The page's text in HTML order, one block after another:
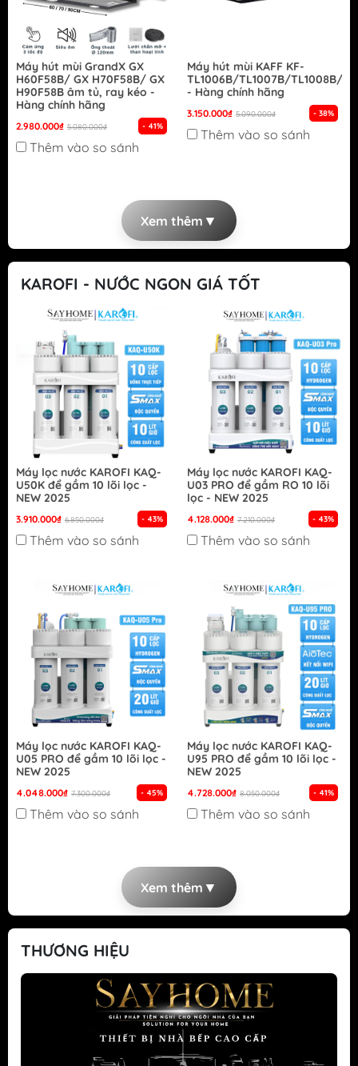
Máy hút mùi GrandX GX
H60F58B/ GX H70F58B/ GX
H90F58B âm tủ, ray kéo -
Hàng chính hãng
2.980.000₫ 5.080.000₫ - 41%
Thêm vào so sánh
Máy hút mùi KAFF KF-
TL1006B/TL1007B/TL1008B/
- Hàng chính hãng
3.150.000₫ 5.090.000₫ - 38%
Thêm vào so sánh
Xem thêm ▼
KAROFI - NƯỚC NGON GIÁ TỐT
Máy lọc nước KAROFI KAQ-
U50K để gầm 10 lõi lọc -
NEW 2025
3.910.000₫ 6.850.000₫ - 43%
Thêm vào so sánh
Máy lọc nước KAROFI KAQ-
U03 PRO để gầm RO 10 lõi
lọc - NEW 2025
4.128.000₫ 7.210.000₫ - 43%
Thêm vào so sánh
Máy lọc nước KAROFI KAQ-
U05 PRO để gầm 10 lõi lọc -
NEW 2025
4.048.000₫ 7.300.000₫ - 45%
Thêm vào so sánh
Máy lọc nước KAROFI KAQ-
U95 PRO để gầm 10 lõi lọc -
NEW 2025
4.728.000₫ 8.050.000₫ - 41%
Thêm vào so sánh
Xem thêm ▼
THƯƠNG HIỆU